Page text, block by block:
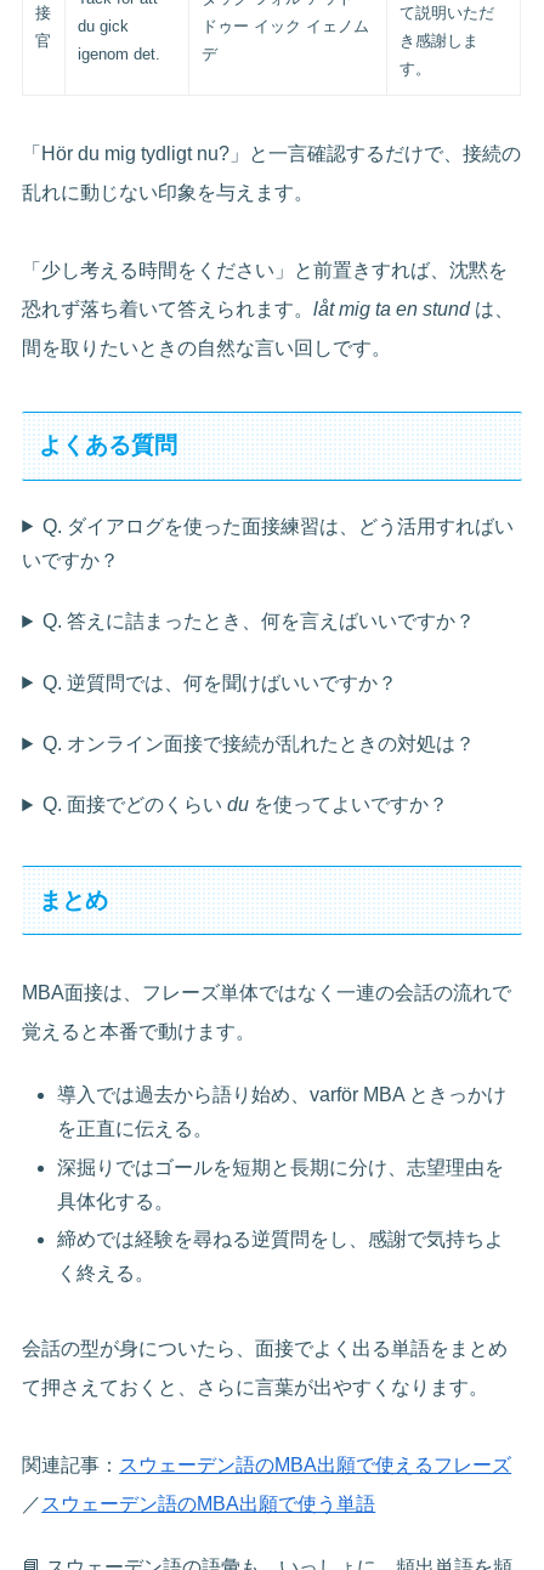
接
官
du gick
igenom det.
ドゥー イック イェノム
デ
て説明いただ
き感謝しま
す。
「Hör du mig tydligt nu?」と一言確認するだけで、接続の
乱れに動じない印象を与えます。
「少し考える時間をください」と前置きすれば、沈黙を
恐れず落ち着いて答えられます。låt mig ta en stundは、
間を取りたいときの自然な言い回しです。
よくある質問
Q. ダイアログを使った面接練習は、どう活用すればい
いですか？
Q. 答えに詰まったとき、何を言えばいいですか？
Q. 逆質問では、何を聞けばいいですか？
Q. オンライン面接で接続が乱れたときの対処は？
Q. 面接でどのくらいdu を使ってよいですか？
まとめ
MBA面接は、フレーズ単体ではなく一連の会話の流れで
覚えると本番で動けます。
導入では過去から語り始め、varför MBA ときっかけ
を正直に伝える。
深掘りではゴールを短期と長期に分け、志望理由を
具体化する。
締めでは経験を尋ねる逆質問をし、感謝で気持ちよ
く終える。
会話の型が身についたら、面接でよく出る単語をまとめ
て押さえておくと、さらに言葉が出やすくなります。
関連記事： スウェーデン語のMBA出願で使えるフレーズ
／ スウェーデン語のMBA出願で使う単語